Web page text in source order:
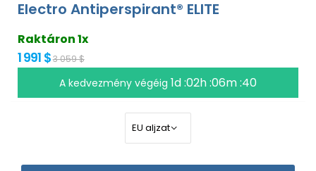
Electro Antiperspirant® ELITE
Raktáron 1x
1 991 $3 059 $
A kedvezmény végéig1d :02h :06m :39